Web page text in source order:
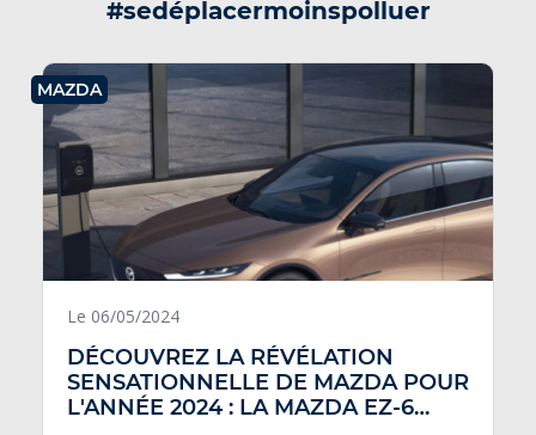
#sedéplacermoinspolluer
MAZDA
Le 06/05/2024
DÉCOUVREZ LA RÉVÉLATION
SENSATIONNELLE DE MAZDA POUR
L'ANNÉE 2024 : LA MAZDA EZ-6